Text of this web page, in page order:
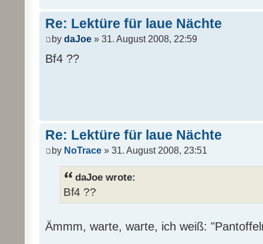
Re: Lektüre für laue Nächte
by daJoe » 31. August 2008, 22:59
Bf4 ??
Re: Lektüre für laue Nächte
by NoTrace » 31. August 2008, 23:51
daJoe wrote:
Bf4 ??
Ämmm, warte, warte, ich weiß: